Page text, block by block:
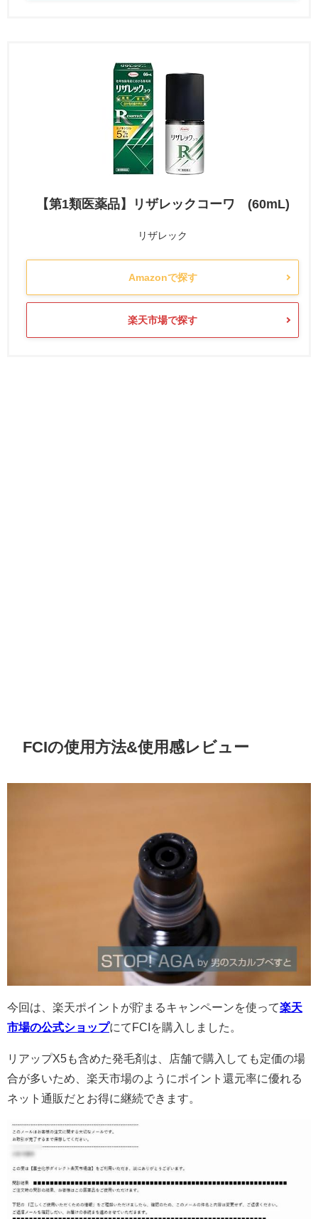
【第1類医薬品】リザレックコーワ (60mL)
リザレック
Amazonで探す
楽天市場で探す
FCIの使用方法&使用感レビュー
今回は、楽天ポイントが貯まるキャンペーンを使って楽天
市場の公式ショップにてFCIを購入しました。
リアップX5も含めた発毛剤は、店舗で購入しても定価の場
合が多いため、楽天市場のようにポイント還元率に優れる
ネット通販だとお得に継続できます。